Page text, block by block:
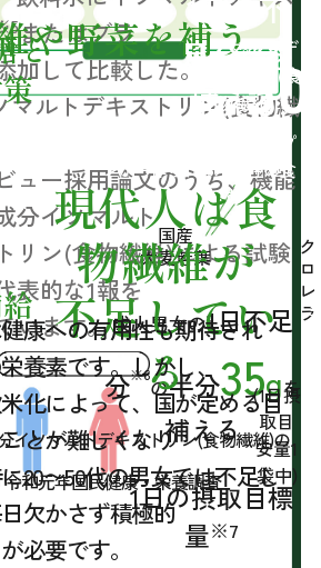
またはブラ
加して比較した。
ルトデキストリン(食物繊
ュー採用論文のうち、機能
分イソマルト
リン(食物繊維)による試験
表的な1報を
います。
や野菜を補う
と
1日の不
足分※6 を
補える!
イソマルトデ
キストリン(食
物繊維)
トウモロコシなどのデンプ
ンから作られる水溶性の食
物繊維です
国産
大麦若葉
ク
ロ
レ
ラ
成人男女の1日不足
分※6の半分35gを
補える
(1日摂
取目
安量1
袋中)
イソマルトデキストリン(食物繊維)の
和元年国民健康・栄養調査
現代人は食
物繊維が
不足してい
る
康への有用性も期待され
養素です。しかし、
化によって、国が定める目
とが難しくなり
20〜50代の男女では不足し
欠かさず積極的
必要です。
1日の摂取目標
量※7